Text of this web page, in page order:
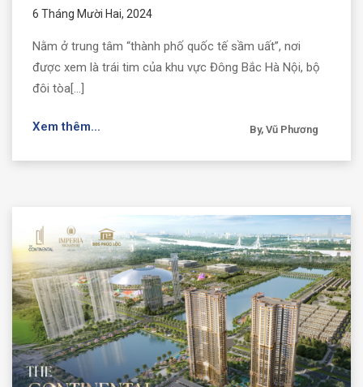
6 Tháng Mười Hai, 2024
Nằm ở trung tâm “thành phố quốc tế sầm uất”, nơi
được xem là trái tim của khu vực Đông Bắc Hà Nội, bộ
đôi tòa[...]
Xem thêm... By, Vũ Phương